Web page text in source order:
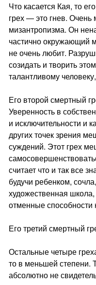
Что касается Кая, то
грех — это гнев. Очень
мизантропизма. Он
частично окружающий
не очень любит.
созидать и творить
талантливому
Его второй смертный
Уверенность в
и исключительности и
других точек зрения
суждений. Этот грех
считает что и так все
будучи ребенком,
художественная
отменные способности
Его третий смертный
Остальные четыре
то в меньшей степени.
абсолютно не